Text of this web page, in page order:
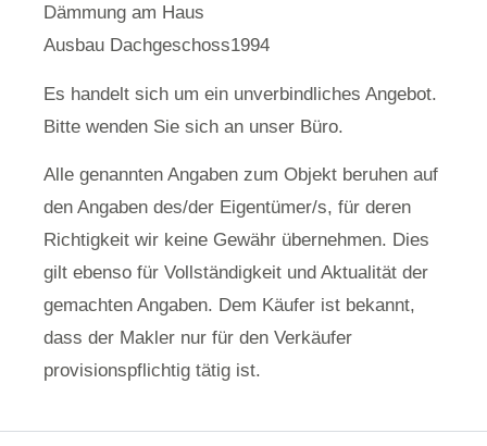
Dämmung am Haus
Ausbau Dachgeschoss1994
Es handelt sich um ein unverbindliches Angebot.
Bitte wenden Sie sich an unser Büro.
Alle genannten Angaben zum Objekt beruhen auf
den Angaben des/der Eigentümer/s, für deren
Richtigkeit wir keine Gewähr übernehmen. Dies
gilt ebenso für Vollständigkeit und Aktualität der
gemachten Angaben. Dem Käufer ist bekannt,
dass der Makler nur für den Verkäufer
provisionspflichtig tätig ist.